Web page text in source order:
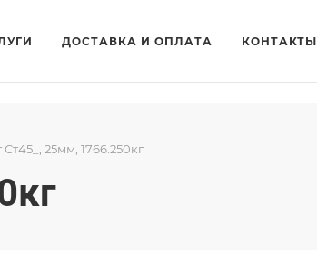
ДОСТАВКА И ОПЛАТА КОНТАКТЫ
Ст45_, 25мм, 1766.250кг